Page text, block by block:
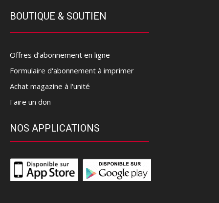
BOUTIQUE & SOUTIEN
Offres d’abonnement en ligne
Formulaire d'abonnement à imprimer
Achat magazine à l'unité
Faire un don
NOS APPLICATIONS